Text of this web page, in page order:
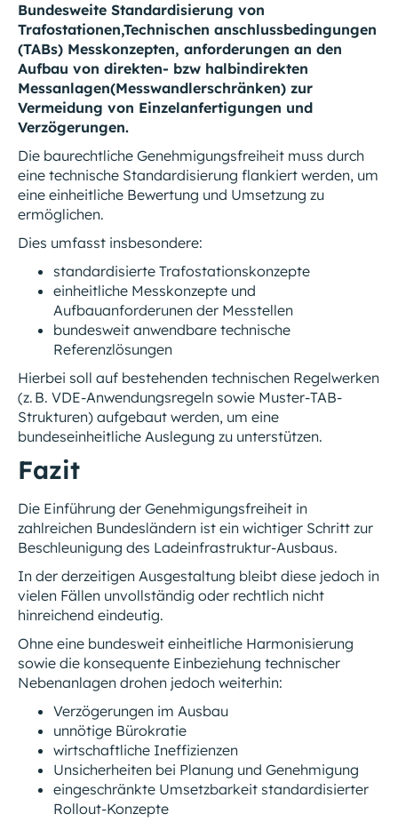
Bundesweite Standardisierung von
Trafostationen,Technischen anschlussbedingungen
(TABs) Messkonzepten, anforderungen an den
Aufbau von direkten- bzw halbindirekten
Messanlagen(Messwandlerschränken) zur
Vermeidung von Einzelanfertigungen und
Verzögerungen.
Die baurechtliche Genehmigungsfreiheit muss durch
eine technische Standardisierung flankiert werden, um
eine einheitliche Bewertung und Umsetzung zu
ermöglichen.
Dies umfasst insbesondere:
standardisierte Trafostationskonzepte
einheitliche Messkonzepte und
Aufbauanforderunen der Messtellen
bundesweit anwendbare technische
Referenzlösungen
Hierbei soll auf bestehenden technischen Regelwerken
(z. B. VDE-Anwendungsregeln sowie Muster-TAB-
Strukturen) aufgebaut werden, um eine
bundeseinheitliche Auslegung zu unterstützen.
Fazit
Die Einführung der Genehmigungsfreiheit in
zahlreichen Bundesländern ist ein wichtiger Schritt zur
Beschleunigung des Ladeinfrastruktur-Ausbaus.
In der derzeitigen Ausgestaltung bleibt diese jedoch in
vielen Fällen unvollständig oder rechtlich nicht
hinreichend eindeutig.
Ohne eine bundesweit einheitliche Harmonisierung
sowie die konsequente Einbeziehung technischer
Nebenanlagen drohen jedoch weiterhin:
Verzögerungen im Ausbau
unnötige Bürokratie
wirtschaftliche Ineffizienzen
Unsicherheiten bei Planung und Genehmigung
eingeschränkte Umsetzbarkeit standardisierter
Rollout-Konzepte